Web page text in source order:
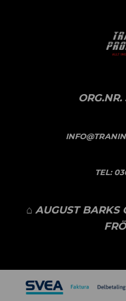
TEL:
⌂ AUGUST BARKS